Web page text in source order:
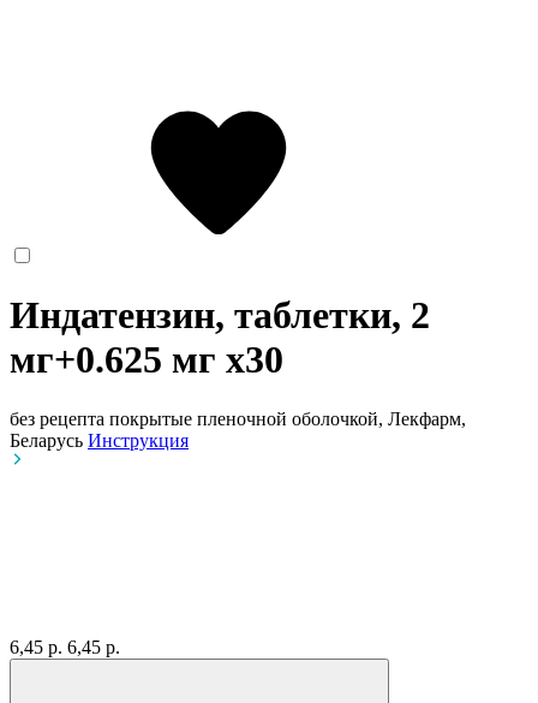
Индатензин, таблетки, 2
мг+0.625 мг x30
без рецепта покрытые пленочной оболочкой, Лекфарм,
Беларусь Инструкция
6,45 р. 6,45 р.